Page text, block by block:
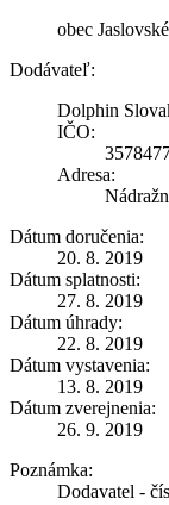
obec
Dodávateľ:
Dolphin
IČO:
Adresa:
Dátum doručenia:
20. 8. 2019
Dátum splatnosti:
27. 8. 2019
Dátum úhrady:
22. 8. 2019
Dátum vystavenia:
13. 8. 2019
Dátum zverejnenia:
26. 9. 2019
Poznámka:
Dodavatel -